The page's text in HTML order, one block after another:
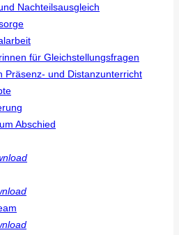
Nachteilsausgleich
für Gleichstellungsfragen
Präsenz- und Distanzunterricht
Abschied